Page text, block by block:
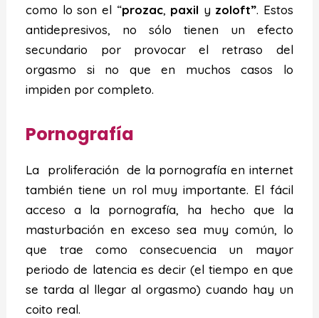
como lo son el “prozac, paxil y zoloft”. Estos
antidepresivos, no sólo tienen un efecto
secundario por provocar el retraso del
orgasmo si no que en muchos casos lo
impiden por completo.
Pornografía
La proliferación de la pornografía en internet
también tiene un rol muy importante. El fácil
acceso a la pornografía, ha hecho que la
masturbación en exceso sea muy común, lo
que trae como consecuencia un mayor
periodo de latencia es decir (el tiempo en que
se tarda al llegar al orgasmo) cuando hay un
coito real.